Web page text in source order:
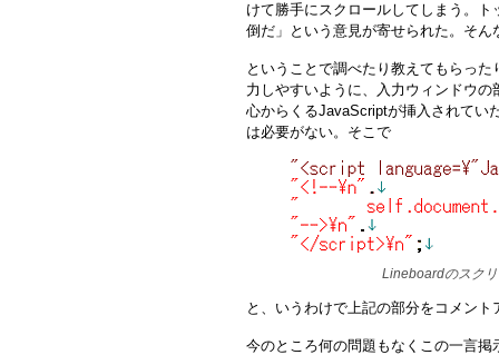
けて勝手にスクロールしてしまう。
倒だ」という意見が寄せられた。そ
ということで調べたり教えてもらっ
力しやすいように、入力ウィンドウ
心からくるJavaScriptが挿入されてい
は必要がない。そこで
Lineboardのスク
と、いうわけで上記の部分をコメン
今のところ何の問題もなくこの一言